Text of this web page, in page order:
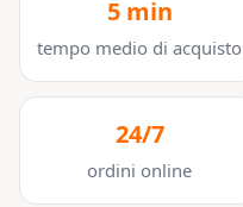
5 min
tempo medio di acquisto
24/7
ordini online